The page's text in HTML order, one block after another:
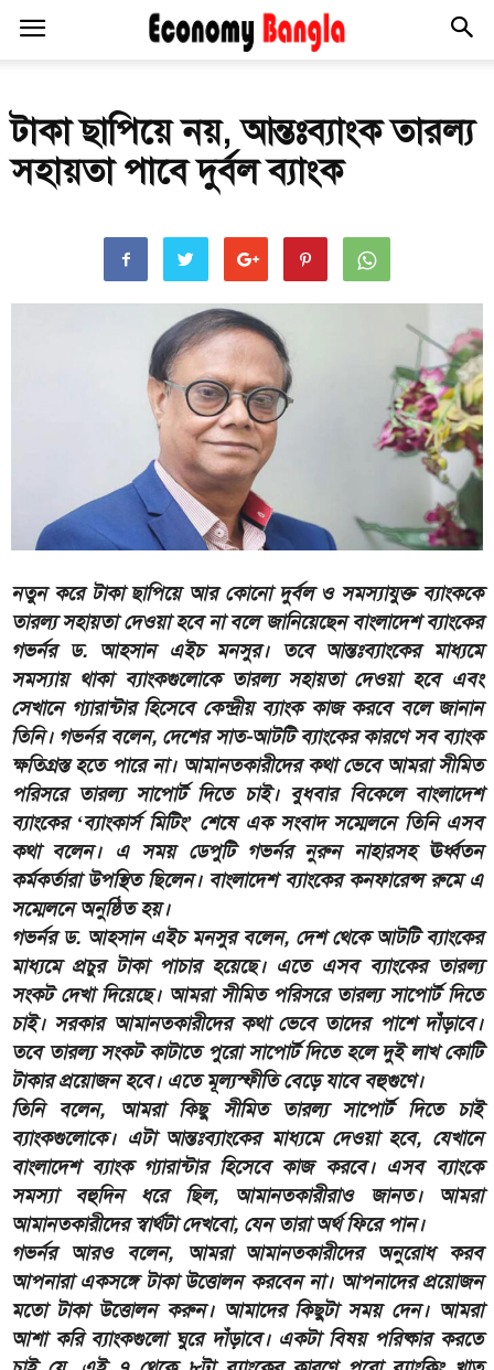
টাকা ছাপিয়ে নয়, আন্তঃব্যাংক তারল্য
সহায়তা পাবে দুর্বল ব্যাংক
নতুন করে টাকা ছাপিয়ে আর কোনো দুর্বল ও সমস্যাযুক্ত ব্যাংককে
তারল্য সহায়তা দেওয়া হবে না বলে জানিয়েছেন বাংলাদেশ ব্যাংকের
গভর্নর ড. আহসান এইচ মনসুর। তবে আন্তঃব্যাংকের মাধ্যমে
সমস্যায় থাকা ব্যাংকগুলোকে তারল্য সহায়তা দেওয়া হবে এবং
সেখানে গ্যারান্টার হিসেবে কেন্দ্রীয় ব্যাংক কাজ করবে বলে জানান
তিনি। গভর্নর বলেন, দেশের সাত-আটটি ব্যাংকের কারণে সব ব্যাংক
ক্ষতিগ্রস্ত হতে পারে না। আমানতকারীদের কথা ভেবে আমরা সীমিত
পরিসরে তারল্য সাপোর্ট দিতে চাই। বুধবার বিকেলে বাংলাদেশ
ব্যাংকের ‘ব্যাংকার্স মিটিং’ শেষে এক সংবাদ সম্মেলনে তিনি এসব
কথা বলেন। এ সময় ডেপুটি গভর্নর নুরুন নাহারসহ ঊর্ধ্বতন
কর্মকর্তারা উপস্থিত ছিলেন। বাংলাদেশ ব্যাংকের কনফারেন্স রুমে এ
সম্মেলনে অনুষ্ঠিত হয়।
গভর্নর ড. আহসান এইচ মনসুর বলেন, দেশ থেকে আটটি ব্যাংকের
মাধ্যমে প্রচুর টাকা পাচার হয়েছে। এতে এসব ব্যাংকের তারল্য
সংকট দেখা দিয়েছে। আমরা সীমিত পরিসরে তারল্য সাপোর্ট দিতে
চাই। সরকার আমানতকারীদের কথা ভেবে তাদের পাশে দাঁড়াবে।
তবে তারল্য সংকট কাটাতে পুরো সাপোর্ট দিতে হলে দুই লাখ কোটি
টাকার প্রয়োজন হবে। এতে মূল্যস্ফীতি বেড়ে যাবে বহুগুণে।
তিনি বলেন, আমরা কিছু সীমিত তারল্য সাপোর্ট দিতে চাই
ব্যাংকগুলোকে। এটা আন্তঃব্যাংকের মাধ্যমে দেওয়া হবে, যেখানে
বাংলাদেশ ব্যাংক গ্যারান্টার হিসেবে কাজ করবে। এসব ব্যাংকে
সমস্যা বহুদিন ধরে ছিল, আমানতকারীরাও জানত। আমরা
আমানতকারীদের স্বার্থটা দেখবো, যেন তারা অর্থ ফিরে পান।
গভর্নর আরও বলেন, আমরা আমানতকারীদের অনুরোধ করব
আপনারা একসঙ্গে টাকা উত্তোলন করবেন না। আপনাদের প্রয়োজন
মতো টাকা উত্তোলন করুন। আমাদের কিছুটা সময় দেন। আমরা
আশা করি ব্যাংকগুলো ঘুরে দাঁড়াবে। একটা বিষয় পরিষ্কার করতে